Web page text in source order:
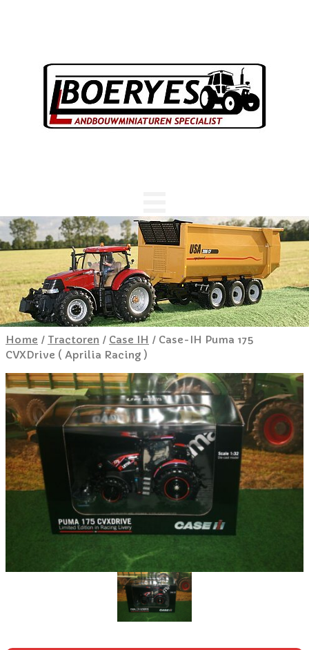
Home / Tractoren / Case IH / Case-IH Puma 175
CVXDrive ( Aprilia Racing )